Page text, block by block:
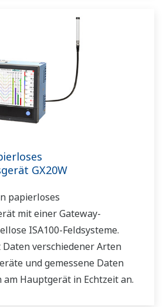
GX20W
papierloses
mit einer Gateway-
ISA100-Feldsysteme.
Daten verschiedener Arten
und gemessene Daten
Hauptgerät in Echtzeit an.